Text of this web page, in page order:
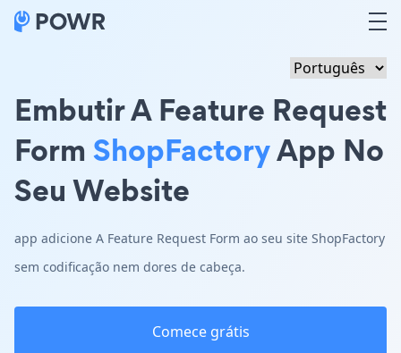
Embutir A Feature Request
Form ShopFactoryApp No
Seu Website
app adicione A Feature Request Form ao seu site ShopFactory
sem codificação nem dores de cabeça.
Comece grátis